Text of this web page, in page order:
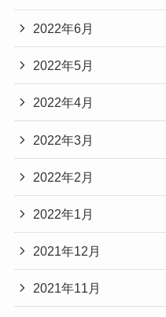
2022年6月
2022年5月
2022年4月
2022年3月
2022年2月
2022年1月
2021年12月
2021年11月